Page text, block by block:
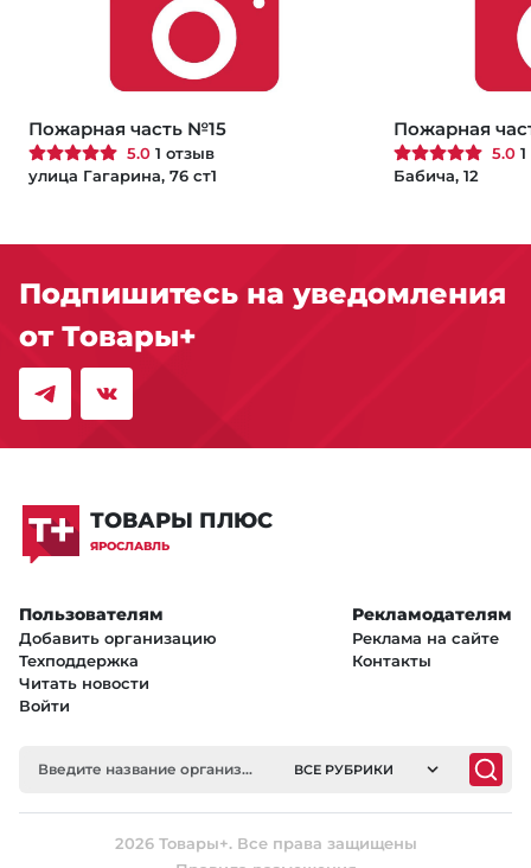
Пожарная часть №15
5.0 1 отзыв
улица Гагарина, 76 ст1
Пожарная
5.0
Бабича, 12
Подпишитесь на уведомления
от Товары+
ТОВАРЫ ПЛЮС
ЯРОСЛАВЛЬ
Пользователям
Добавить организацию
Техподдержка
Читать новости
Войти
Рекламодателям
Реклама на сайте
Контакты
ВСЕ РУБРИКИ
2026 Товары+. Все права защищены